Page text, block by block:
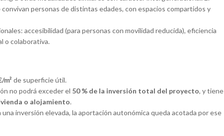
personas de distintas edades, con espacios compartidos y
accesibilidad (para personas con movilidad reducida), eficiencia
o colaborativa.
m² de superficie útil.
no podrá exceder el 50 % de la inversión total del proyecto, y tiene
o alojamiento.
inversión elevada, la aportación autonómica queda acotada por ese